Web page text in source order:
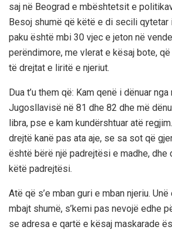
saj në Beograd e mbështetsit e
Besoj shumë që këtë e di secili qytetar
paku është mbi 30 vjec e jeton në
perëndimore, me vlerat e kësaj bote,
të drejtat e liritë e njeriut.
Dua t’u them që: Kam qenë i dënuar
Jugosllavisë në 81 dhe 82 dhe më
libra, pse e kam kundërshtuar atë
drejtë kanë pas ata aje, se sa sot që
është bërë një padrejtësi e madhe, dhe
këtë padrejtësi.
Atë që s’e mban guri e mban njeriu.
mbajt shumë, s’kemi pas nevojë edhe
se adresa e qartë e kësaj maskarade